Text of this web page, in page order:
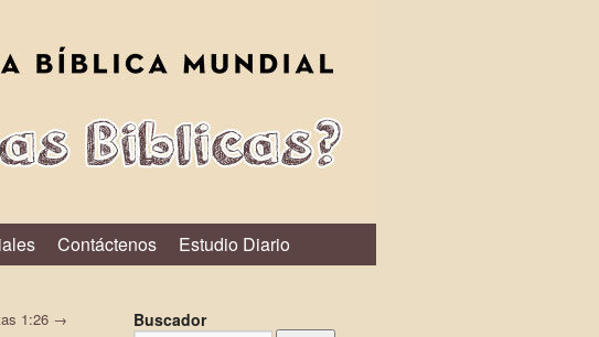
Contáctenos Estudio Diario
1:26 → Buscador